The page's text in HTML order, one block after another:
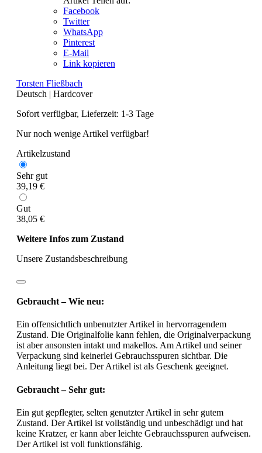
Facebook
Twitter
WhatsApp
Pinterest
E-Mail
Link kopieren
Torsten Fließbach
Deutsch | Hardcover
Sofort verfügbar, Lieferzeit: 1-3 Tage
Nur noch wenige Artikel verfügbar!
Artikelzustand
Sehr gut
39,19 €
Gut
38,05 €
Weitere Infos zum Zustand
Unsere Zustandsbeschreibung
Gebraucht – Wie neu:
Ein offensichtlich unbenutzter Artikel in hervorragendem
Zustand. Die Originalfolie kann fehlen, die Originalverpackung
ist aber ansonsten intakt und makellos. Am Artikel und seiner
Verpackung sind keinerlei Gebrauchsspuren sichtbar. Die
Anleitung liegt bei. Der Artikel ist als Geschenk geeignet.
Gebraucht – Sehr gut:
Ein gut gepflegter, selten genutzter Artikel in sehr gutem
Zustand. Der Artikel ist vollständig und unbeschädigt und hat
keine Kratzer, er kann aber leichte Gebrauchsspuren aufweisen.
Der Artikel ist voll funktionsfähig.